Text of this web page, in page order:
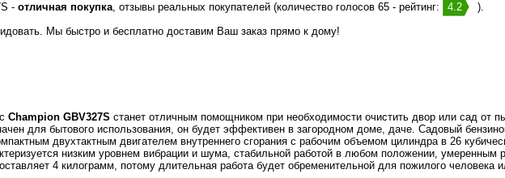
- отличная покупка, отзывы реальных покупателей (количество голосов 65 - рейтинг: 4.2
).
Мы быстро и бесплатно доставим Ваш заказ прямо к дому!
Champion GBV327S станет отличным помощником при необходимости очистить двор или сад от
для бытового использования, он будет эффективен в загородном доме, даче. Садовый
двухтактным двигателем внутреннего сгорания с рабочим объемом цилиндра в 26
низким уровнем вибрации и шума, стабильной работой в любом положении, умеренным
4 килограмм, потому длительная работа будет обременительной для пожилого человека